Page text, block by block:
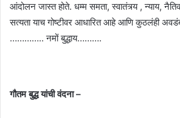
आंदोलन जास्त होते. धम्म समता, स्वातंत्र्य , न्याय,
सत्यता याच गोष्टीवर आधारित आहे आणि कुठलंही
………….. नमों बुद्धाय……….
गौतम बुद्ध यांची वंदना –